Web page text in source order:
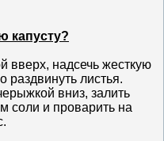
капусту?
вверх, надсечь жесткую
раздвинуть листья.
вниз, залить
соли и проварить на